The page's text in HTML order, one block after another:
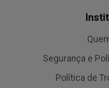
Segurança e
Política de